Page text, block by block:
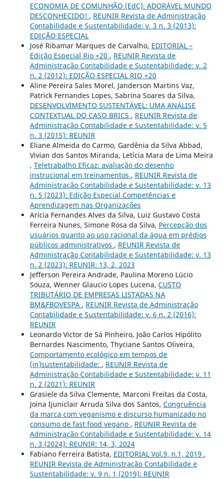
ECONOMIA DE COMUNHÃO (EdC): ADORÁVEL MUNDO
DESCONHECIDO! , REUNIR Revista de Administração
Contabilidade e Sustentabilidade: v. 3 n. 3 (2013):
EDIÇÃO ESPECIAL
José Ribamar Marques de Carvalho, EDITORIAL –
Edição Especial Rio +20 , REUNIR Revista de
Administração Contabilidade e Sustentabilidade: v. 2
n. 2 (2012): EDIÇÃO ESPECIAL RIO +20
Aline Pereira Sales Morel, Janderson Martins Vaz,
Patrick Fernandes Lopes, Sabrina Soares da Silva,
DESENVOLVIMENTO SUSTENTÁVEL: UMA ANÁLISE
CONTEXTUAL DO CASO BRICS , REUNIR Revista de
Administração Contabilidade e Sustentabilidade: v. 5
n. 3 (2015): REUNIR
Eliane Almeida do Carmo, Gardênia da Silva Abbad,
Vivian dos Santos Miranda, Letícia Mara de Lima Meira
, Teletrabalho Eficaz: avaliação do desenho
instrucional em treinamentos , REUNIR Revista de
Administração Contabilidade e Sustentabilidade: v. 13
n. 5 (2023): Edição Especial Competências e
Aprendizagem nas Organizações
Arícia Fernandes Alves da Silva, Luiz Gustavo Costa
Ferreira Nunes, Simone Rosa da Silva, Percepção dos
usuários quanto ao uso racional da água em prédios
públicos administrativos , REUNIR Revista de
Administração Contabilidade e Sustentabilidade: v. 13
n. 2 (2023): REUNIR: 13, 2, 2023
Jefferson Pereira Andrade, Paulina Moreno Lúcio
Souza, Wenner Glaucio Lopes Lucena, CUSTO
TRIBUTÁRIO DE EMPRESAS LISTADAS NA
BM&FBOVESPA , REUNIR Revista de Administração
Contabilidade e Sustentabilidade: v. 6 n. 2 (2016):
REUNIR
Leonardo Victor de Sá Pinheiro, João Carlos Hipólito
Bernardes Nascimento, Thyciane Santos Oliveira,
Comportamento ecológico em tempos de
(in)sustentabilidade: , REUNIR Revista de
Administração Contabilidade e Sustentabilidade: v. 11
n. 2 (2021): REUNIR
Grasiele da Silva Clemente, Marconi Freitas da Costa,
Joina Ijuniclair Arruda Silva dos Santos, Congruência
da marca com veganismo e discurso humanizado no
consumo de fast food vegano , REUNIR Revista de
Administração Contabilidade e Sustentabilidade: v. 14
n. 3 (2024): REUNIR: 14, 3, 2024
Fabiano Ferreira Batista, EDITORIAL Vol.9, n.1, 2019 ,
REUNIR Revista de Administração Contabilidade e
Sustentabilidade: v. 9 n. 1 (2019): REUNIR